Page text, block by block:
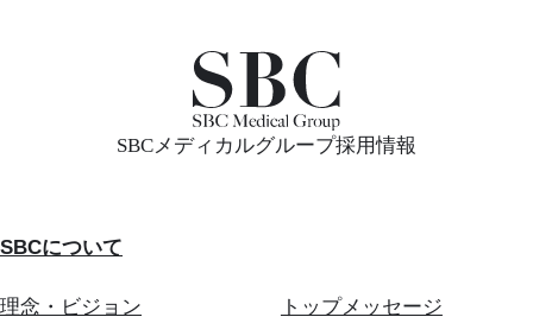
SBCメディカルグループ採用情報
SBCについて
理念・ビジョン
トップメッセージ